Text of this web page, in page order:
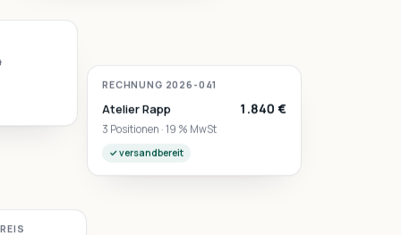
RECHNUNG 2026-041
Atelier Rapp 1.840 €
3 Positionen · 19 % MwSt
✓ versandbereit